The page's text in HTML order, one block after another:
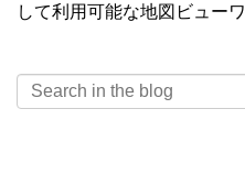
して利用可能な地図ビューワ